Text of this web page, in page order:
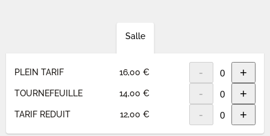
Salle
PLEIN TARIF 16,00 € - +
TOURNEFEUILLE 14,00 € - +
TARIF REDUIT 12,00 € - +